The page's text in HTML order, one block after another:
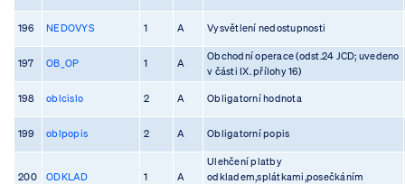
196 NEDOVYS 1 A Vysvětlení nedostupnosti
197 OB_OP 1 A
Obchodní operace (odst.24 JCD; uvedeno
v části IX. přílohy 16)
198 oblcislo 2 A Obligatorní hodnota
199 oblpopis 2 A Obligatorní popis
200 ODKLAD 1 A
Ulehčení platby
odkladem,splátkami,posečkáním